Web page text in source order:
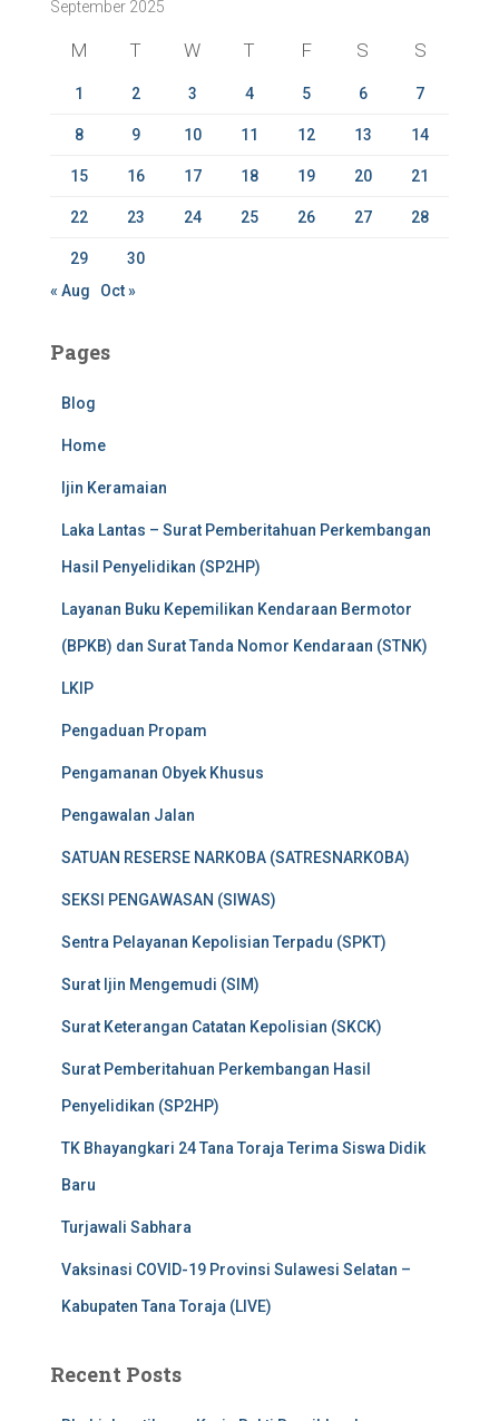
h
September 2025
M T W T F S S
1 2 3 4 5 6 7
8 9 10 11 12 13 14
15 16 17 18 19 20 21
22 23 24 25 26 27 28
29
30
« Aug
Oct »
Pages
Blog
Home
Ijin Keramaian
Laka Lantas – Surat Pemberitahuan Perkembangan
Hasil Penyelidikan (SP2HP)
Layanan Buku Kepemilikan Kendaraan Bermotor
(BPKB) dan Surat Tanda Nomor Kendaraan (STNK)
LKIP
Pengaduan Propam
Pengamanan Obyek Khusus
Pengawalan Jalan
SATUAN RESERSE NARKOBA (SATRESNARKOBA)
SEKSI PENGAWASAN (SIWAS)
Sentra Pelayanan Kepolisian Terpadu (SPKT)
Surat Ijin Mengemudi (SIM)
Surat Keterangan Catatan Kepolisian (SKCK)
Surat Pemberitahuan Perkembangan Hasil
Penyelidikan (SP2HP)
TK Bhayangkari 24 Tana Toraja Terima Siswa Didik
Baru
Turjawali Sabhara
Vaksinasi COVID-19 Provinsi Sulawesi Selatan –
Kabupaten Tana Toraja (LIVE)
Recent Posts